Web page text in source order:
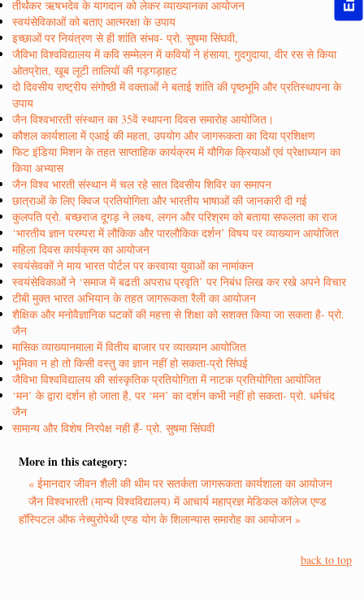
तीर्थंकर ऋषभदेव के यागदान को लेकर व्याख्यानका आयोजन
स्वयंसेविकाओं को बताए आत्मरक्षा के उपाय
इच्छाओं पर नियंत्रण से ही शांति संभव- प्रो. सुषमा सिंघवी,
जैविभा विश्वविद्यालय में कवि सम्मेलन में कवियों ने हंसाया, गुदगुदाया, वीर रस से किया
ओतप्रेात, खूब लूटी तालियों की गड़गड़ाहट
दो दिवसीय राष्ट्रीय संगोष्ठी में वक्ताओं ने बताई शांति की पृष्ठभूमि और प्रतिस्थापना के
उपाय
जैन विश्वभारती संस्थान का 35वें स्थापना दिवस समारोह आयोजित।
कौशल कार्यशाला में एआई की महता, उपयोग और जागरूकता का दिया प्रशिक्षण
फिट इंडिया मिशन के तहत साप्ताहिक कार्यक्रम में यौगिक क्रियाओं एवं प्रेक्षाध्यान का
किया अभ्यास
जैन विश्व भारती संस्थान में चल रहे सात दिवसीय शिविर का समापन
छात्राओं के लिए क्विज प्रतियोगिता और भारतीय भाषाओं की जानकारी दी गई
कुलपति प्रो. बच्छराज दूगड़ ने लक्ष्य, लगन और परिश्रम को बताया सफलता का राज
‘भारतीय ज्ञान परम्परा में लौकिक और पारलौकिक दर्शन’ विषय पर व्याख्यान आयोजित
महिला दिवस कार्यक्रम का आयोजन
स्वयंसेवकों ने माय भारत पोर्टल पर करवाया युवाओं का नामांकन
स्वयंसेविकाओं ने ‘समाज में बढती अपराध प्रवृति’ पर निबंध लिख कर रखे अपने विचार
टीबी मुक्त भारत अभियान के तहत जागरूकता रैली का आयोजन
शैक्षिक और मनोवैज्ञानिक घटकों की महत्ता से शिक्षा को सशक्त किया जा सकता है- प्रो.
जैन
मासिक व्याख्यानमाला में वितीय बाजार पर व्याख्यान आयोजित
भूमिका न हो तो किसी वस्तु का ज्ञान नहीं हो सकता-प्रो सिंघई
जैविभा विश्वविद्यालय की सांस्कृतिक प्रतियोगिता में नाटक प्रतियोगिता आयोजित
‘मन’ के द्वारा दर्शन हो जाता है, पर ‘मन’ का दर्शन कभी नहीं हो सकता- प्रो. धर्मचंद
जैन
सामान्य और विशेष निरपेक्ष नही हैं- प्रो. सुषमा सिंघवी
More in this category:
« ईमानदार जीवन शैली की थीम पर सतर्कता जागरूकता कार्यशाला का आयोजन
जैन विश्वभारती (मान्य विश्वविद्यालय) में आचार्य महाप्रज्ञ मेडिकल कॉलेज एण्ड
हॉस्पिटल ऑफ नेच्युरोपेथी एण्ड योग के शिलान्यास समारोह का आयोजन »
back to top